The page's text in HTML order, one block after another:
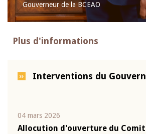
Gouverneur de la BCEAO
Plus d'informations
Interventions du
04 mars 2026
Allocution d'ouverture du